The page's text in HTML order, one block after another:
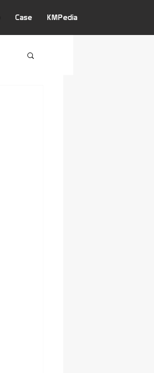
Case KMPedia